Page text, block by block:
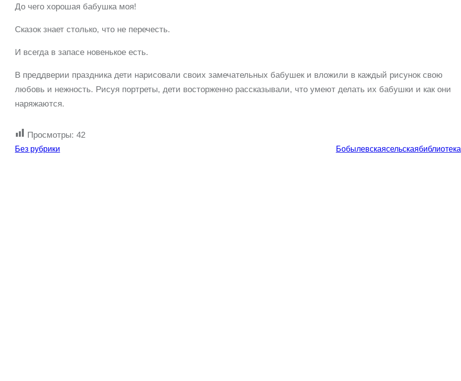
До чего хорошая бабушка моя!
Сказок знает столько, что не перечесть.
И всегда в запасе новенькое есть.
В преддверии праздника дети нарисовали своих замечательных бабушек и вложили в каждый рисунок свою
любовь и нежность. Рисуя портреты, дети восторженно рассказывали, что умеют делать их бабушки и как они
наряжаются.
Просмотры: 42
Без рубрики Бобылевскаясельскаябиблиотека